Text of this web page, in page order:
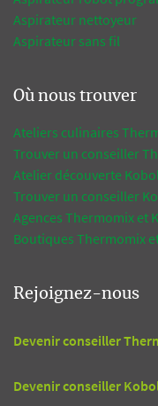
Aspirateur nettoyeur
Aspirateur sans fil
Où nous trouver
Ateliers culinaires
Trouver un conseiller
Atelier découverte
Trouver un conseiller
Agences Thermomix et
Boutiques Thermomix
Rejoignez-nous
Devenir conseiller
Devenir conseiller